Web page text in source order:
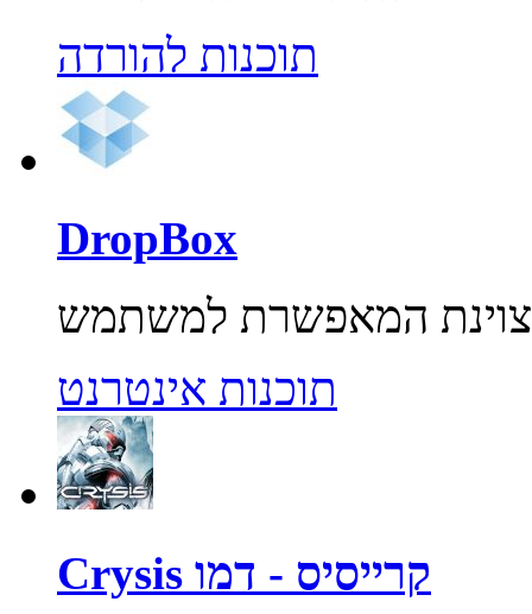
תוכנות להורדה
DropBox
תוכנות אינטרנט
Crysis קרייסיס - דמו